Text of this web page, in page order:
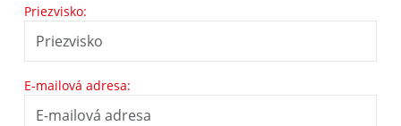
Priezvisko:
E-mailová adresa: